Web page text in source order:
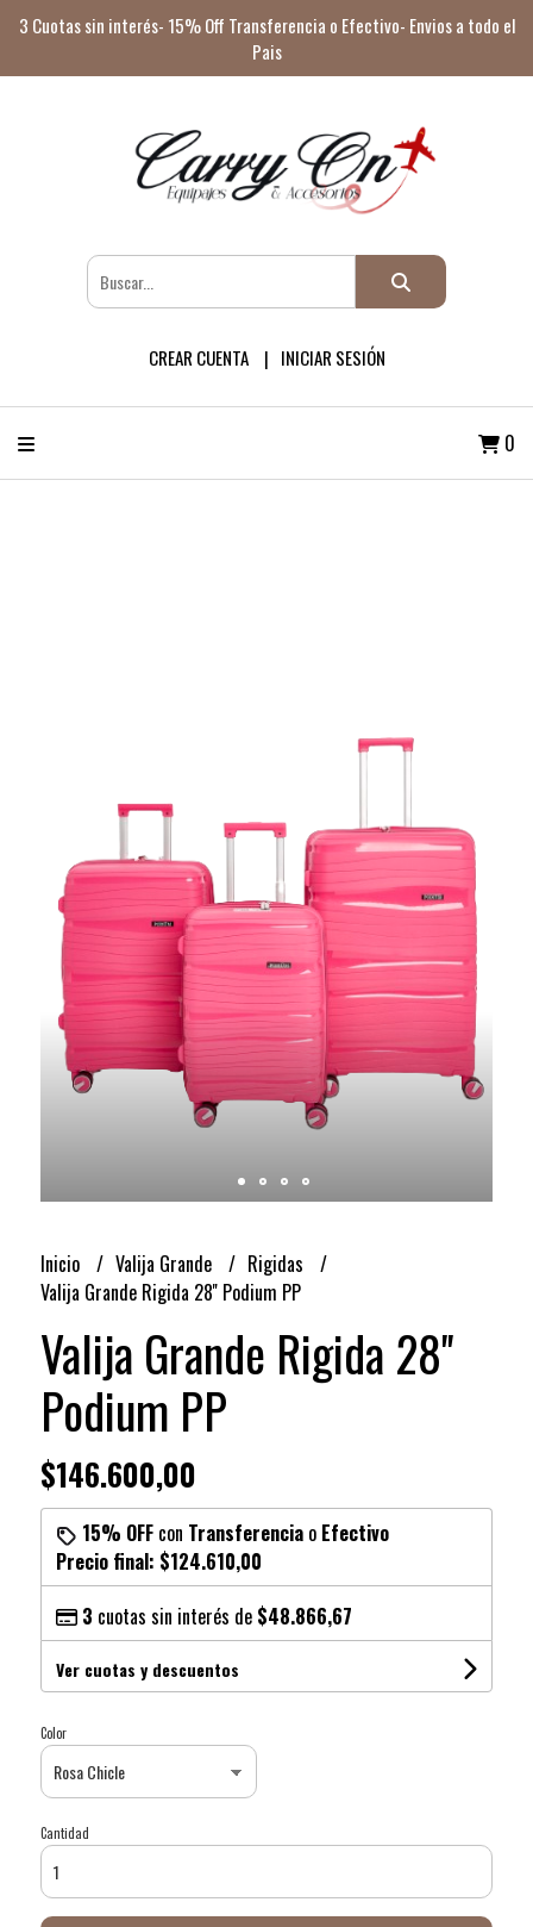
3 Cuotas sin interés- 15% Off Transferencia o Efectivo- Envios a todo el
Pais
CREAR CUENTA INICIAR SESIÓN
0
Inicio Valija Grande
Rigidas
Valija Grande Rigida 28'' Podium PP
Valija Grande Rigida 28''
Podium PP
$146.600,00
15% OFFcon Transferenciao Efectivo
Precio final: $124.610,00
3 cuotas sin interés de $48.866,67
Ver cuotas y descuentos
Color
Cantidad